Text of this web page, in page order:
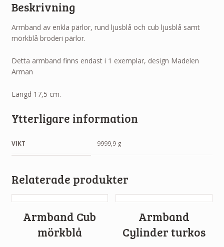
Beskrivning
Armband av enkla pärlor, rund ljusblå och cub ljusblå samt
mörkblå broderi pärlor.
Detta armband finns endast i 1 exemplar, design Madelen
Arman
Längd 17,5 cm.
Ytterligare information
VIKT 9999,9 g
Relaterade produkter
Armband Cub
mörkblå
Armband
Cylinder turkos